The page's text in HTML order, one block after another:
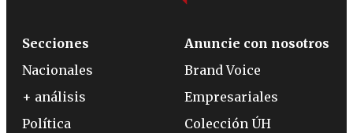
Secciones
Nacionales
+ análisis
Política
Anuncie con nosotros
Brand Voice
Empresariales
Colección ÚH